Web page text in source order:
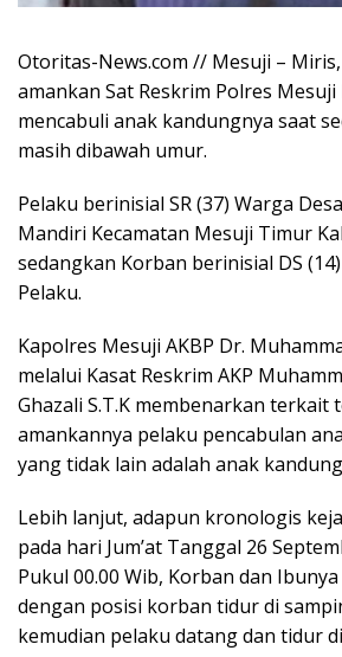
Otoritas-News.com // Mesuji –
amankan Sat Reskrim Polres
mencabuli anak kandungnya saat
masih dibawah umur.
Pelaku berinisial SR (37) Warga
Mandiri Kecamatan Mesuji Timur
sedangkan Korban berinisial DS
Pelaku.
Kapolres Mesuji AKBP Dr.
melalui Kasat Reskrim AKP
Ghazali S.T.K membenarkan terkait
amankannya pelaku pencabulan
yang tidak lain adalah anak
Lebih lanjut, adapun kronologis
pada hari Jum’at Tanggal 26
Pukul 00.00 Wib, Korban dan
dengan posisi korban tidur di
kemudian pelaku datang dan tidur